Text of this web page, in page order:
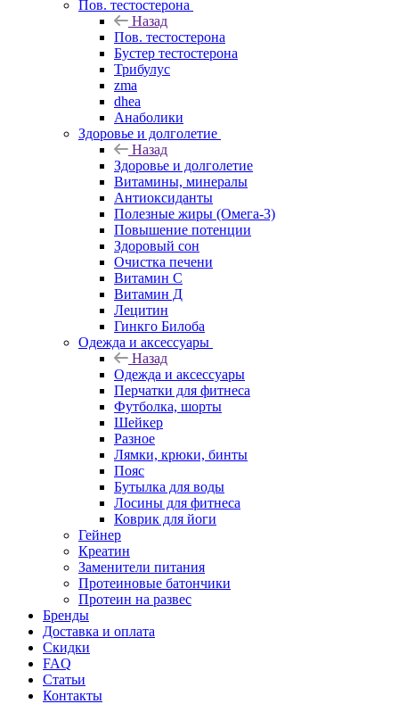
Пов. тестостерона
Назад
Пов. тестостерона
Бустер тестостерона
Трибулус
zma
dhea
Анаболики
Здоровье и долголетие
Назад
Здоровье и долголетие
Витамины, минералы
Антиоксиданты
Полезные жиры (Омега-3)
Повышение потенции
Здоровый сон
Очистка печени
Витамин С
Витамин Д
Лецитин
Гинкго Билоба
Одежда и аксессуары
Назад
Одежда и аксессуары
Перчатки для фитнеса
Футболка, шорты
Шейкер
Разное
Лямки, крюки, бинты
Пояс
Бутылка для воды
Лосины для фитнеса
Коврик для йоги
Гейнер
Креатин
Заменители питания
Протеиновые батончики
Протеин на развес
Бренды
Доставка и оплата
Скидки
FAQ
Статьи
Контакты